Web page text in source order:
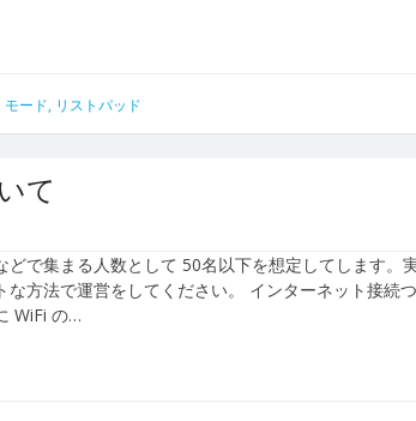
モード, リストパッド
て
どで集まる人数として 50名以下を想定してします。
な方法で運営をしてください。 インターネット接続
WiFi の…